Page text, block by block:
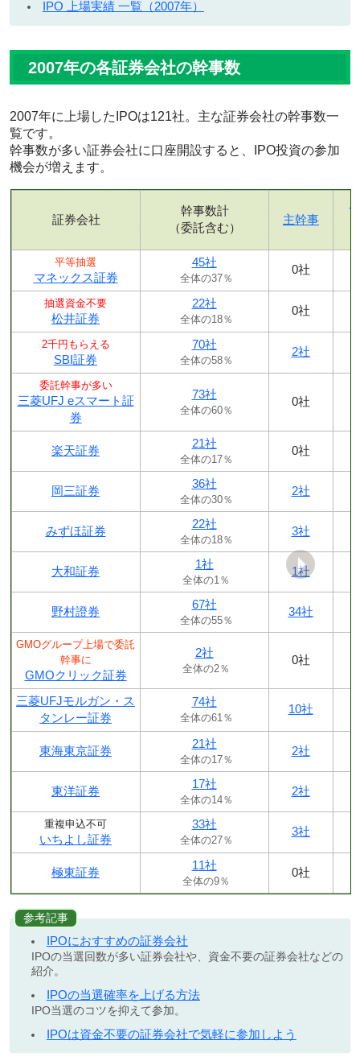
IPO 上場実績 一覧（2007年）
2007年の各証券会社の幹事数
2007年に上場したIPOは121社。主な証券会社の幹事数一
覧です。
幹事数が多い証券会社に口座開設すると、IPO投資の参加
機会が増えます。
証券会社
幹事数計
（委託含む）
主幹事
平等抽選
マネックス証券
45社
全体の37％
0社
抽選資金不要
松井証券
22社
全体の18％
0社
2千円もらえる
SBI証券
70社
全体の58％
2社
委託幹事が多い
三菱UFJ eスマート証
券
73社
全体の60％
0社
楽天証券
21社
全体の17％
0社
岡三証券
36社
全体の30％
2社
みずほ証券
22社
全体の18％
3社
大和証券
1社
全体の1％
1社
野村證券
67社
全体の55％
34社
GMOグループ上場で委託
幹事に
GMOクリック証券
2社
全体の2％
0社
三菱UFJモルガン・ス
タンレー証券
74社
全体の61％
10社
東海東京証券
21社
全体の17％
2社
東洋証券
17社
全体の14％
2社
重複申込不可
いちよし証券
33社
全体の27％
3社
極東証券
11社
全体の9％
0社
参考記事
IPOにおすすめの証券会社
IPOの当選回数が多い証券会社や、資金不要の証券会社などの
紹介。
IPOの当選確率を上げる方法
IPO当選のコツを抑えて参加。
IPOは資金不要の証券会社で気軽に参加しよう